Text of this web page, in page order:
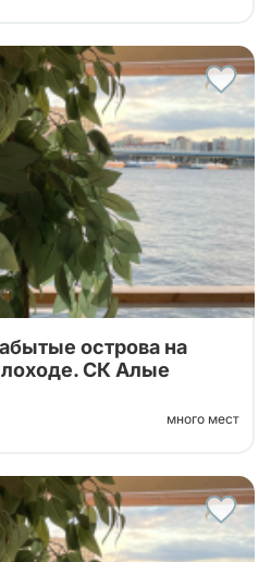
и каналам Петербурга.
Нева – Фонтанка –
Зимняя канавка – Нева
дельты Невы на
острова на
СК Алые
много мест